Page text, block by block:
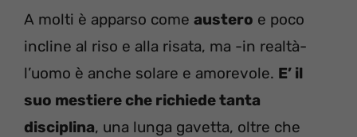
A molti è apparso come austero e poco
incline al riso e alla risata, ma -in realtà-
l’uomo è anche solare e amorevole. E’ il
suo mestiere che richiede tanta
disciplina, una lunga gavetta, oltre che